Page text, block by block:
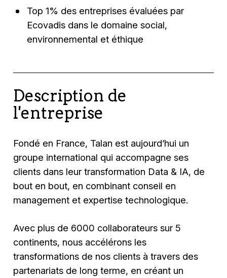
Top 1% des entreprises évaluées par
Ecovadis dans le domaine social,
environnemental et éthique
Description de
l'entreprise
Fondé en France, Talan est aujourd’hui un
groupe international qui accompagne ses
clients dans leur transformation Data & IA, de
bout en bout, en combinant conseil en
management et expertise technologique.
Avec plus de 6000 collaborateurs sur 5
continents, nous accélérons les
transformations de nos clients à travers des
partenariats de long terme, en créant un